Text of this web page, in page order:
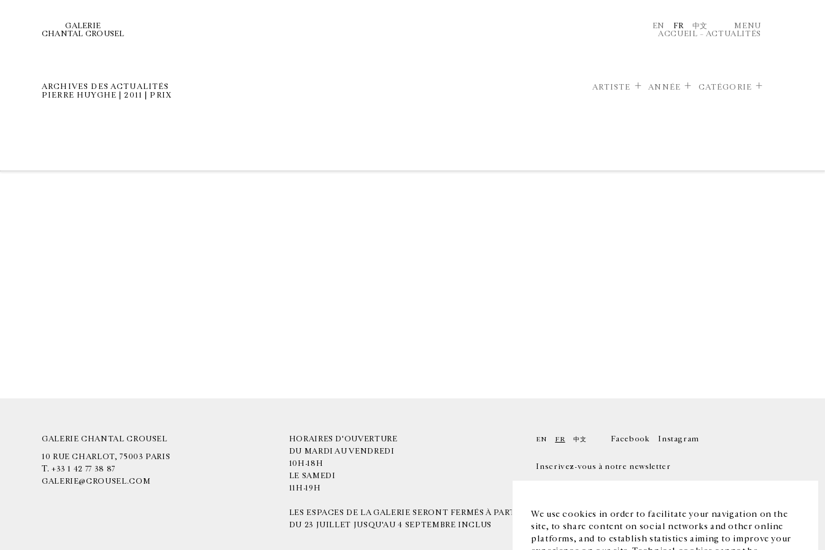
We use cookies in order to facilitate your navigation on the
site, to share content on social networks and other online
platforms, and to establish statistics aiming to improve your
GALERIE
CHANTAL CROUSEL
EN FR 中文
MENU
ACCUEIL – ACTUALITÉS
ARCHIVES DES ACTUALITÉS
PIERRE HUYGHE | 2011 | PRIX
ARTISTE ANNÉE CATÉGORIE
GALERIE CHANTAL CROUSEL
10 RUE CHARLOT, 75003 PARIS
T. +33 1 42 77 38 87
GALERIE@CROUSEL.COM
HORAIRES D'OUVERTURE
DU MARDI AU VENDREDI
10H-18H
LE SAMEDI
11H-19H
LES ESPACES DE LA GALERIE SERONT FERMÉS À PARTIR
DU 23 JUILLET JUSQU'AU 4 SEPTEMBRE INCLUS
EN FR 中文 Facebook Instagram
Inscrivez-vous à notre newsletter